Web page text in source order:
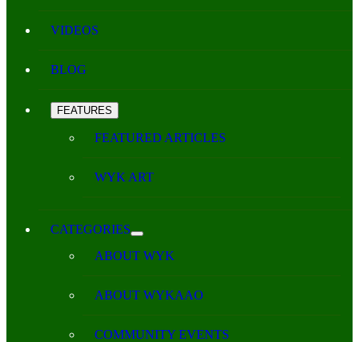
VIDEOS
BLOG
FEATURES
FEATURED ARTICLES
WYK ART
CATEGORIES
ABOUT WYK
ABOUT WYKAAO
COMMUNITY EVENTS